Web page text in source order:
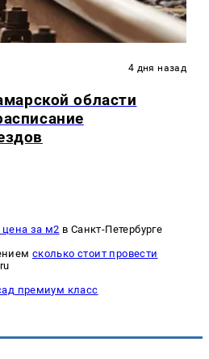
4 дня назад
области
цена за м2 в Санкт-Петербурге
сколько стоит провести
премиум класс